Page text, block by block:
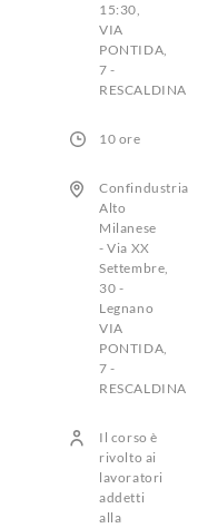
15:30,
VIA
PONTIDA,
7 -
RESCALDINA
10 ore
Confindustria
Alto
Milanese
- Via XX
Settembre,
30 -
Legnano
VIA
PONTIDA,
7 -
RESCALDINA
Il corso è
rivolto ai
lavoratori
addetti
alla